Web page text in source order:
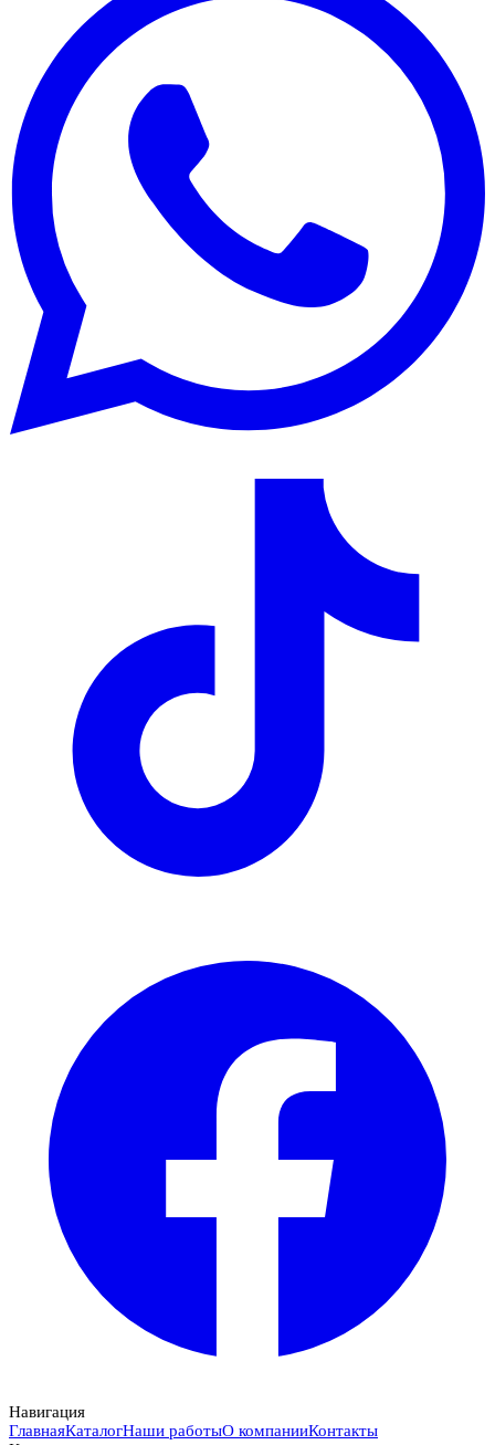
Навигация
ГлавнаяКаталогНаши работыО компанииКонтакты